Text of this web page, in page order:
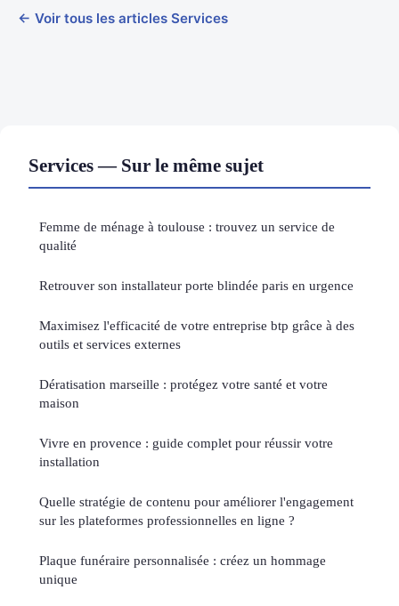
← Voir tous les articles Services
Services — Sur le même sujet
Femme de ménage à toulouse : trouvez un service de
qualité
Retrouver son installateur porte blindée paris en urgence
Maximisez l'efficacité de votre entreprise btp grâce à des
outils et services externes
Dératisation marseille : protégez votre santé et votre
maison
Vivre en provence : guide complet pour réussir votre
installation
Quelle stratégie de contenu pour améliorer l'engagement
sur les plateformes professionnelles en ligne ?
Plaque funéraire personnalisée : créez un hommage
unique